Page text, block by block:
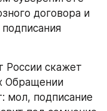
договора и
России скажет
Обращении
мол, подписание